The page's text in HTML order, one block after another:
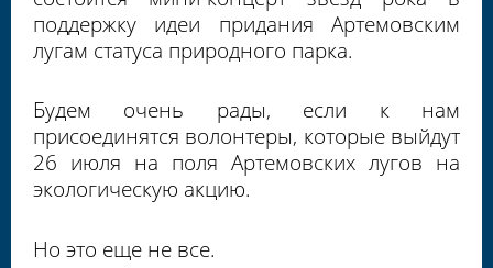
поддержку идеи придания Артемовским
лугам статуса природного парка.
Будем очень рады, если к нам
присоединятся волонтеры, которые выйдут
26 июля на поля Артемовских лугов на
экологическую акцию.
Но это еще не все.